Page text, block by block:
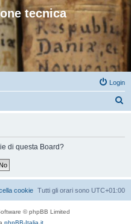
tecnica
Login
di questa Board?
Tutti gli orari sono UTC+01:00
cookie
© phpBB Limited
phpBB-Italia.it